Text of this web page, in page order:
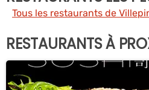
Tous les restaurants de
RESTAURANTS À